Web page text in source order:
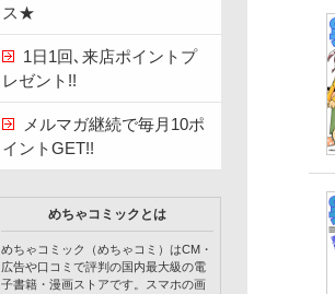
ス★
1日1回､来店ポイントプ
レゼント!!
メルマガ継続で毎月10ポ
イントGET!!
めちゃコミックとは
めちゃコミック（めちゃコミ）はCM・
広告や口コミで評判の国内最大級の電
子書籍・漫画ストアです。スマホの画